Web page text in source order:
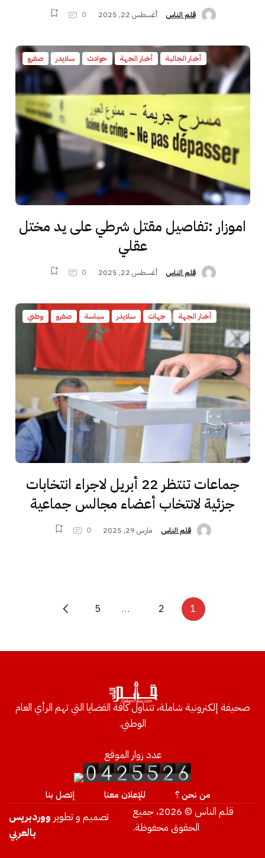
قلم الناس أغسطس 22, 2025 0
أخبار الجالية أخبار الجهة حوادث سلايدر صفرو
اموزار :تفاصيل مقتل شرطي على يد مختل
عقلي
قلم الناس أغسطس 22, 2025 0
أخبار الجهة جهات سلايدر سياسة صفرو وطني
جماعات تنتظر 22 أبريل لاجراء انتخابات
جزئية لانتخاب أعضاء مجالس جماعية
قلم الناس مارس 29, 2025 0
1
2
…
5
صحيفة إلكترونية شاملة، تتناول كافة القضايا التي تهم الرأي العام
الوطني.
عدد زوار الموقع
من نحن ؟ للإعلان معنا إتصل بنا
قلم الناس © 2026، جميع
الحقوق محفوظة.
تصميم و تطوير ووردبريس
بالعربي